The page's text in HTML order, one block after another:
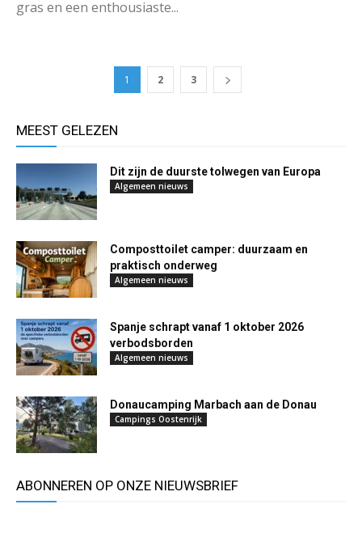
gras en een enthousiaste...
1 2 3
MEEST GELEZEN
Dit zijn de duurste tolwegen van Europa
Algemeen nieuws
Composttoilet camper: duurzaam en
praktisch onderweg
Algemeen nieuws
Spanje schrapt vanaf 1 oktober 2026
verbodsborden
Algemeen nieuws
Donaucamping Marbach aan de Donau
Campings Oostenrijk
ABONNEREN OP ONZE NIEUWSBRIEF